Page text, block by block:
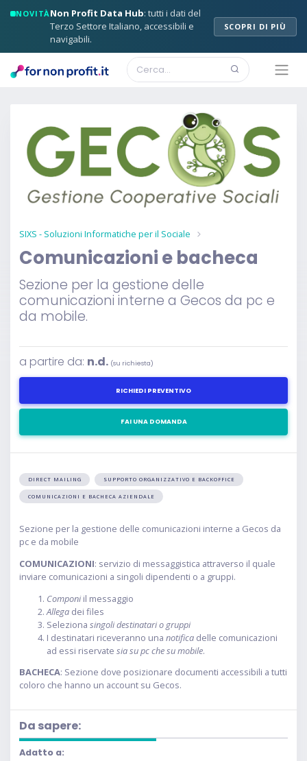
NOVITÀNon Profit Data Hub: tutti i dati del
Terzo Settore Italiano, accessibili e
navigabili.
SCOPRI DI PIÙ
SIXS - Soluzioni Informatiche per il Sociale
Comunicazioni e bacheca
Sezione per la gestione delle
comunicazioni interne a Gecos da pc e
da mobile.
a partire da: n.d. (su richiesta)
RICHIEDI PREVENTIVO
FAI UNA DOMANDA
DIRECT MAILING SUPPORTO ORGANIZZATIVO E BACKOFFICE
COMUNICAZIONI E BACHECA AZIENDALE
Sezione per la gestione delle comunicazioni interne a Gecos da
pc e da mobile
COMUNICAZIONI: servizio di messaggistica attraverso il quale
inviare comunicazioni a singoli dipendenti o a gruppi.
Componiil messaggio
Allega dei files
Seleziona singoli destinatari o gruppi
I destinatari riceveranno una notifica delle comunicazioni
ad essi riservate sia su pc che su mobile.
BACHECA: Sezione dove posizionare documenti accessibili a tutti
coloro che hanno un account su Gecos.
Da sapere:
Adatto a: